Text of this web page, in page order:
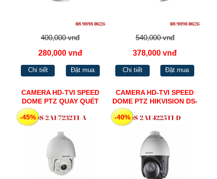
400,000 vnđ
280,000 vnđ
Chi tiết Đặt mua
540,000 vnđ
378,000 vnđ
Chi tiết Đặt mua
CAMERA HD-TVI SPEED
DOME PTZ QUAY QUÉT
HIKVISION 2MP 7INCH DS-
2AE7232TI-A
-45%
CAMERA HD-TVI SPEED
DOME PTZ HIKVISION DS-
-40%